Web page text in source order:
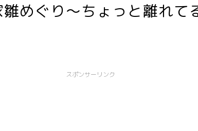
めぐり〜ちょっと離れて
スポンサーリンク